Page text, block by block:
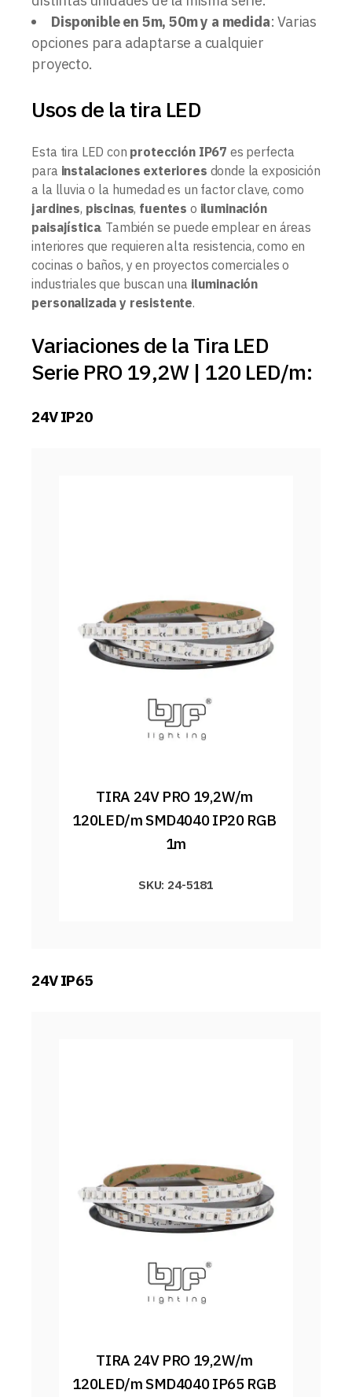
Disponible en 5m, 50m y a medida: Varias
opciones para adaptarse a cualquier
proyecto.
Usos de la tira LED
Esta tira LED con protección IP67 es perfecta
para instalaciones exteriores donde la exposición
a la lluvia o la humedad es un factor clave, como
jardines, piscinas, fuentes o iluminación
paisajística. También se puede emplear en áreas
interiores que requieren alta resistencia, como en
cocinas o baños, y en proyectos comerciales o
industriales que buscan una iluminación
personalizada y resistente.
Variaciones de la Tira LED
Serie PRO 19,2W | 120 LED/m:
24V IP20
TIRA 24V PRO 19,2W/m
120LED/m SMD4040 IP20 RGB
1m
SKU: 24-5181
24V IP65
TIRA 24V PRO 19,2W/m
120LED/m SMD4040 IP65 RGB